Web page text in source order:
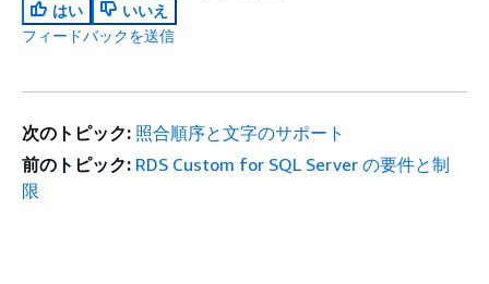
はい
いいえ
フィードバックを送信
次のトピック: 照合順序と文字のサポート
前のトピック: RDS Custom for SQL Server の要件と制
限